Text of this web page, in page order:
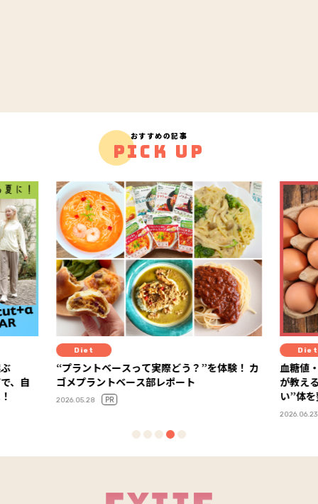
おすすめの記事
PICK UP
、自
Diet
“プラントベースって実際どう？”を体験！ カ
ゴメプラントベース部レポート
2026.05.28 PR
Diet
血糖値
が教え
い”体
2026.06.23